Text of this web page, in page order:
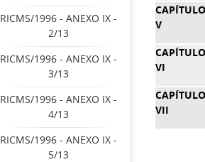
RICMS/1996 - ANEXO IX -
2/13
RICMS/1996 - ANEXO IX -
3/13
RICMS/1996 - ANEXO IX -
4/13
RICMS/1996 - ANEXO IX -
5/13
CAPÍTULO
V
CAPÍTULO
VI
CAPÍTULO
VII